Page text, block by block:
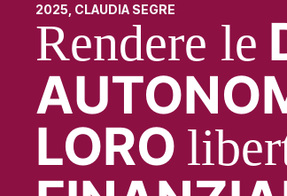
2025, CLAUDIA SEGRE
Rendere le
LORO